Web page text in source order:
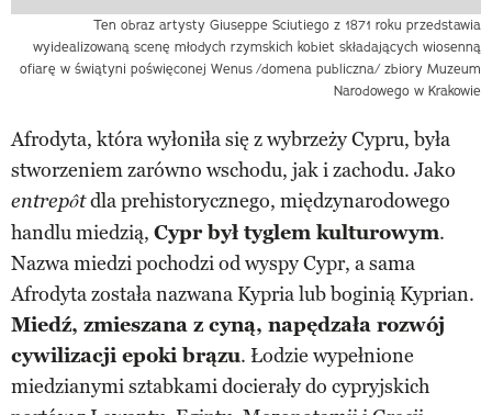
Ten obraz artysty Giuseppe Sciutiego z 1871 roku przedstawia
wyidealizowaną scenę młodych rzymskich kobiet składających wiosenną
ofiarę w świątyni poświęconej Wenus /domena publiczna/ zbiory Muzeum
Narodowego w Krakowie
Afrodyta, która wyłoniła się z wybrzeży Cypru, była
stworzeniem zarówno wschodu, jak i zachodu. Jako
entrepôtdla prehistorycznego, międzynarodowego
handlu miedzią, Cypr był tyglem kulturowym.
Nazwa miedzi pochodzi od wyspy Cypr, a sama
Afrodyta została nazwana Kypria lub boginią Kyprian.
Miedź, zmieszana z cyną, napędzała rozwój
cywilizacji epoki brązu. Łodzie wypełnione
miedzianymi sztabkami docierały do cypryjskich